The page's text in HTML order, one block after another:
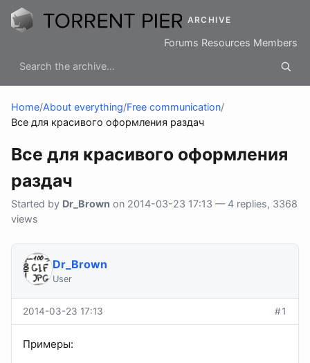
ARCHIVE
Forums Resources Members
Home/About everything/Free communication/
Все для красивого оформления раздач
Все для красивого оформления
раздач
Started by Dr_Brown on 2014-03-23 17:13 — 4 replies, 3368
views
Dr_Brown
User
2014-03-23 17:13 #1
Примеры: